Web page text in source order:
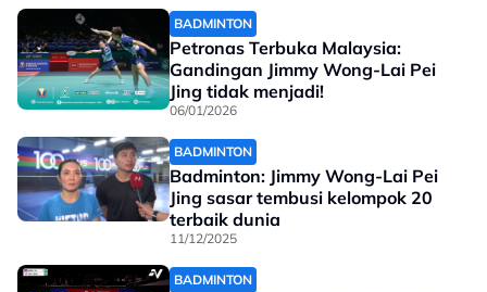
BADMINTON
Petronas Terbuka Malaysia:
Gandingan Jimmy Wong-Lai Pei
Jing tidak menjadi!
06/01/2026
BADMINTON
Badminton: Jimmy Wong-Lai Pei
Jing sasar tembusi kelompok 20
terbaik dunia
11/12/2025
BADMINTON